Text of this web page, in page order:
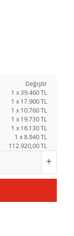
Değiştir
1 x39.460TL
1 x 17.900TL
1 x 10.760TL
1 x 19.730TL
1 x 16.130TL
1 x 8.940TL
112.920,00 TL